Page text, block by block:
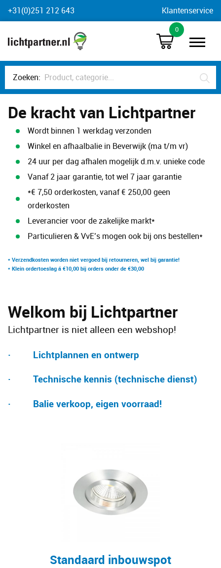
Skip
to
+31(0)251 212 643 Klantenservice
0
Zoeken:
De kracht van Lichtpartner
Wordt binnen 1 werkdag verzonden
Winkel en afhaalbalie in Beverwijk (ma t/m vr)
24 uur per dag afhalen mogelijk d.m.v. unieke code
Vanaf 2 jaar garantie, tot wel 7 jaar garantie
*€ 7,50 orderkosten, vanaf € 250,00 geen
orderkosten
Leverancier voor de zakelijke markt*
Particulieren & VvE’s mogen ook bij ons bestellen*
* Verzendkosten worden niet vergoed bij retourneren, wel bij garantie!
* Klein ordertoeslag á €10,00 bij orders onder de €30,00
Welkom bij Lichtpartner
Lichtpartner is niet alleen een webshop!
· Lichtplannen en ontwerp
· Technische kennis (technische dienst)
· Balie verkoop, eigen voorraad!
Standaard inbouwspot